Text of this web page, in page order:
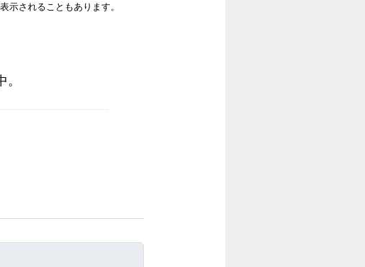
示されることもあります。